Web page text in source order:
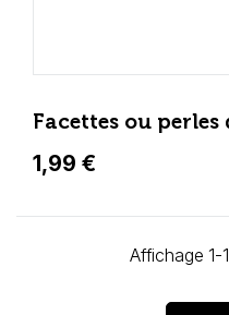
Facettes ou perles
1,99 €
Affichage 1-